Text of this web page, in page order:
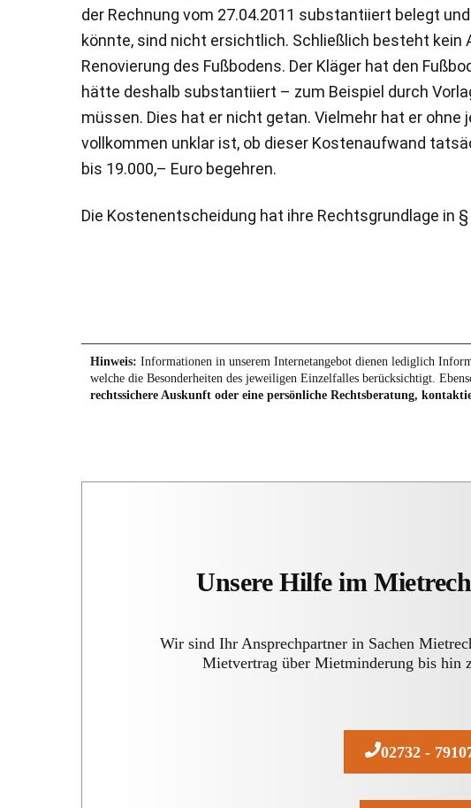
der Rechnung vom 27.04.2011 substantiiert belegt
könnte, sind nicht ersichtlich. Schließlich besteht
Renovierung des Fußbodens. Der Kläger hat den
hätte deshalb substantiiert – zum Beispiel durch
müssen. Dies hat er nicht getan. Vielmehr hat er
vollkommen unklar ist, ob dieser Kostenaufwand
bis 19.000,– Euro begehren.
Die Kostenentscheidung hat ihre Rechtsgrundlage in
Hinweis: Informationen in unserem Internetangebot dienen lediglich
welche die Besonderheiten des jeweiligen Einzelfalles berücksichtigt.
rechtssichere Auskunft oder eine persönliche Rechtsberatung,
Unsere Hilfe im
Wir sind Ihr Ansprechpartner in Sachen
Mietvertrag über Mietminderung bis hin
02732 -